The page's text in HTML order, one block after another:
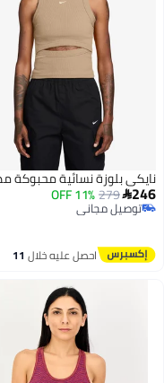
نسائية محبوكة مضلعة
11% OFF
مجاني
مجاني
احصل عليه خلال11
اغسطس